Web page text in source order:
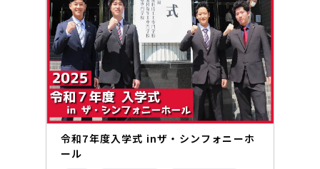
令和7年度入学式 inザ・シンフォニーホ
ール